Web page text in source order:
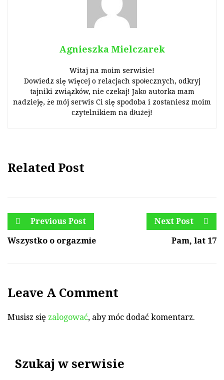
Agnieszka Mielczarek
Witaj na moim serwisie!
Dowiedz się więcej o relacjach społecznych, odkryj
tajniki związków, nie czekaj! Jako autorka mam
nadzieję, że mój serwis Ci się spodoba i zostaniesz moim
czytelnikiem na dłużej!
Related Post
Previous Post
Wszystko o orgazmie
Next Post
Pam, lat 17
Leave A Comment
Musisz się zalogować, aby móc dodać komentarz.
Szukaj w serwisie